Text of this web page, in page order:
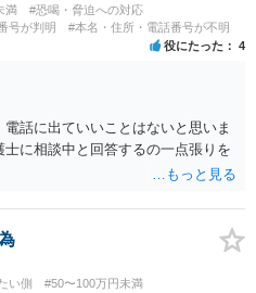
満
#恐喝・脅迫への対応
号が判明 #本名・住所・電話番号が不明
役にたった 4
話に出ていいことはないと思いま
に相談中と回答するの一点張りを
い側
#50〜100万円未満